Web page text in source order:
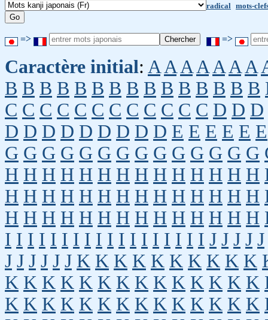
radical mots-
=> =>
Caractère initial: A A A A A A A
B B B B B B B B B B B B B B B
C C C C C C C C C C C C D D D
D D D D D D D D D E E E E E E
G G G G G G G G G G G G G G
H H H H H H H H H H H H H H
H H H H H H H H H H H H H H
H H H H H H H H H H H H H H
I I I I I I I I I I I I I I I I I I J J J J J
J J J J J J K K K K K K K K K K
K K K K K K K K K K K K K K
K K K K K K K K K K K K K K